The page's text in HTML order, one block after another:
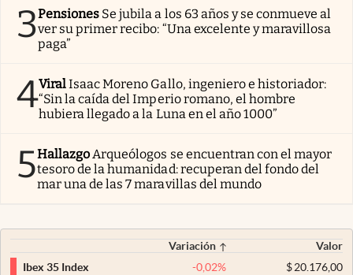
3Pensiones Se jubila a los 63 años y se conmueve al
ver su primer recibo: “Una excelente y maravillosa
paga”
4ViralIsaac Moreno Gallo, ingeniero e historiador:
“Sin la caída del Imperio romano, el hombre
hubiera llegado a la Luna en el año 1000”
5Hallazgo Arqueólogos se encuentran con el mayor
tesoro de la humanidad: recuperan del fondo del
mar una de las 7 maravillas del mundo
Variación
Valor
Ibex 35 Index
-0,02% $20.176,00